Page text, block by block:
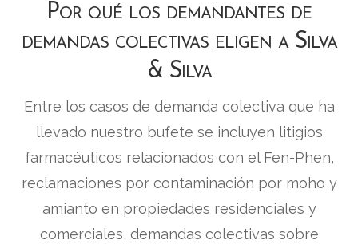
Por qué los demandantes de
demandas colectivas eligen a Silva
& Silva
Entre los casos de demanda colectiva que ha
llevado nuestro bufete se incluyen litigios
farmacéuticos relacionados con el Fen-Phen,
reclamaciones por contaminación por moho y
amianto en propiedades residenciales y
comerciales, demandas colectivas sobre